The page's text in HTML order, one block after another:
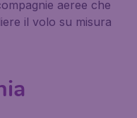
aeree che
il volo su misura